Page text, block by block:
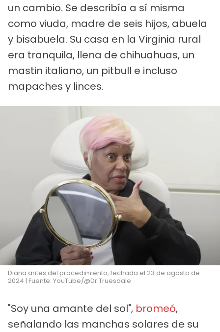
un cambio. Se describía a sí misma
como viuda, madre de seis hijos, abuela
y bisabuela. Su casa en la Virginia rural
era tranquila, llena de chihuahuas, un
mastin italiano, un pitbull e incluso
mapaches y linces.
Diana antes del procedimiento, fechada el 23 de agosto de
2024 | Fuente: YouTube/@Dr.Truesdale
"Soy una amante del sol", bromeó,
señalando las manchas solares de su